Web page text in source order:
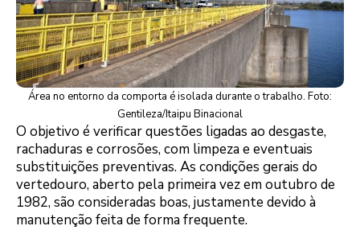
Área no entorno da comporta é isolada durante o trabalho. Foto:
Gentileza/Itaipu Binacional
O objetivo é verificar questões ligadas ao desgaste,
rachaduras e corrosões, com limpeza e eventuais
substituições preventivas. As condições gerais do
vertedouro, aberto pela primeira vez em outubro de
1982, são consideradas boas, justamente devido à
manutenção feita de forma frequente.